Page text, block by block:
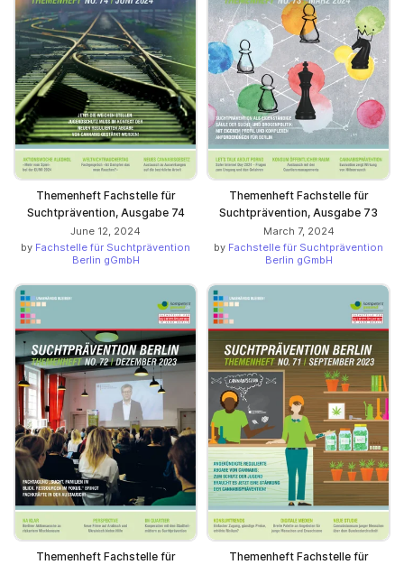
Themenheft Fachstelle für
Suchtprävention, Ausgabe 74
June 12, 2024
by Fachstelle für Suchtprävention
Berlin gGmbH
Themenheft Fachstelle für
Suchtprävention, Ausgabe 73
March 7, 2024
by Fachstelle für Suchtprävention
Berlin gGmbH
Themenheft Fachstelle für Themenheft Fachstelle für